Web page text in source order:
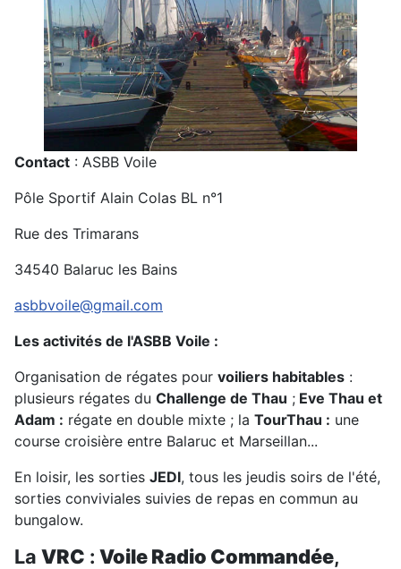
Contact : ASBB Voile
Pôle Sportif Alain Colas BL n°1
Rue des Trimarans
34540 Balaruc les Bains
asbbvoile@gmail.com
Les activités de l'ASBB Voile :
Organisation de régates pour voiliers habitables :
plusieurs régates du Challenge de Thau ; Eve Thau et
Adam : régate en double mixte ; la TourThau : une
course croisière entre Balaruc et Marseillan...
En loisir, les sorties JEDI, tous les jeudis soirs de l'été,
sorties conviviales suivies de repas en commun au
bungalow.
La VRC : Voile Radio Commandée,